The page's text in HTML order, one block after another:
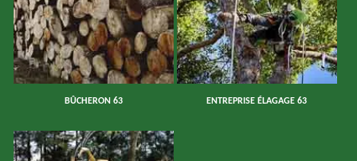
BÛCHERON 63 ENTREPRISE ÉLAGAGE 63